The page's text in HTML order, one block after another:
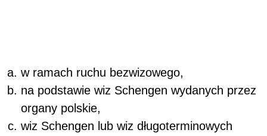
w ramach ruchu bezwizowego,
na podstawie wiz Schengen wydanych przez
organy polskie,
wiz Schengen lub wiz długoterminowych